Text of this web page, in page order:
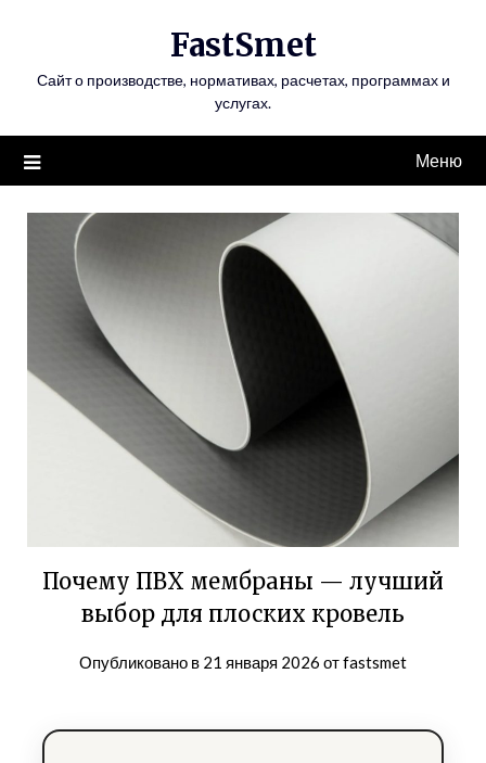
FastSmet
Сайт о производстве, нормативах, расчетах, программах и
услугах.
Меню
Почему ПВХ мембраны — лучший
выбор для плоских кровель
Опубликовано в 21 января 2026 отfastsmet